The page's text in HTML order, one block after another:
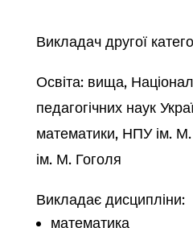
Викладач другої
Освіта: вища,
педагогічних наук
математики, НПУ ім.
ім. М. Гоголя
Викладає дисципліни:
математика